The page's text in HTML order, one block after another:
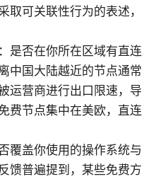
取可关联性行为的表述，
是否在你所在区域有直连
中国大陆越近的节点通常
运营商进行出口限速，导
费节点集中在美欧，直连
覆盖你使用的操作系统与
馈普遍提到，某些免费方